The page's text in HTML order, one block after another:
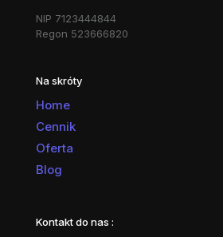
NIP 7123444844
Regon 523666820
Na skróty
Home
Cennik
Oferta
Blog
Kontakt do nas :